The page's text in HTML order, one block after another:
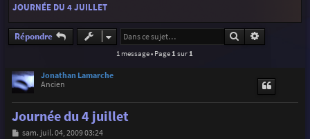
JOURNÉE DU 4 JUILLET
Répondre Rechercher
1 message • Page 1 sur 1
Jonathan Lamarche
Ancien
Journée du 4 juillet
M
sam. juil. 04, 2009 03:24